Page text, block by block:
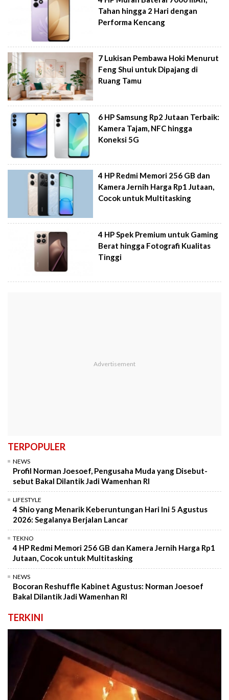
Tahan hingga 2 Hari dengan
Performa Kencang
7 Lukisan Pembawa Hoki Menurut
Feng Shui untuk Dipajang di
Ruang Tamu
6 HP Samsung Rp2 Jutaan Terbaik:
Kamera Tajam, NFC hingga
Koneksi 5G
4 HP Redmi Memori 256 GB dan
Kamera Jernih Harga Rp1 Jutaan,
Cocok untuk Multitasking
4 HP Spek Premium untuk Gaming
Berat hingga Fotografi Kualitas
Tinggi
TERPOPULER
NEWS
Profil Norman Joesoef, Pengusaha Muda yang Disebut-
sebut Bakal Dilantik Jadi Wamenhan RI
LIFESTYLE
4 Shio yang Menarik Keberuntungan Hari Ini 5 Agustus
2026: Segalanya Berjalan Lancar
TEKNO
4 HP Redmi Memori 256 GB dan Kamera Jernih Harga Rp1
Jutaan, Cocok untuk Multitasking
NEWS
Bocoran Reshuffle Kabinet Agustus: Norman Joesoef
Bakal Dilantik Jadi Wamenhan RI
TERKINI